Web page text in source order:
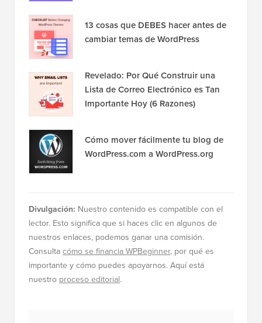
13 cosas que DEBES hacer antes de
cambiar temas de WordPress
Revelado: Por Qué Construir una
Lista de Correo Electrónico es Tan
Importante Hoy (6 Razones)
Cómo mover fácilmente tu blog de
WordPress.com a WordPress.org
Divulgación: Nuestro contenido es compatible con el
lector. Esto significa que si haces clic en algunos de
nuestros enlaces, podemos ganar una comisión.
Consultacómo se financia WPBeginner, por qué es
importante y cómo puedes apoyarnos. Aquí está
nuestro proceso editorial.